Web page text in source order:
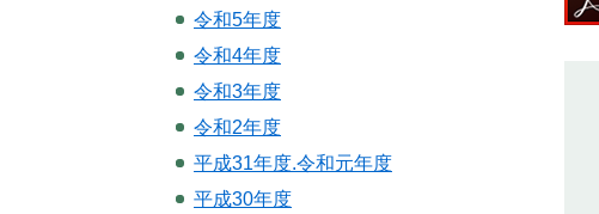
令和5年度
令和4年度
令和3年度
令和2年度
平成31年度.令和元年度
平成30年度